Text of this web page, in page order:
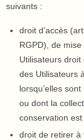
suivants :
droit d’accès
RGPD), de
Utilisateurs droit
des Utilisateurs
lorsqu’elles
ou dont la
conservation
droit de retirer à